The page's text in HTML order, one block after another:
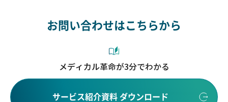
お問い合わせはこちらから
メディカル革命が3分でわかる
サービス紹介資料 ダウンロード